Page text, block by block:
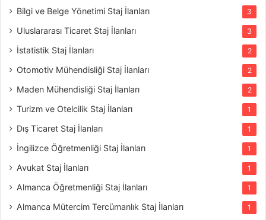
Bilgi ve Belge Yönetimi Staj İlanları 3
Uluslararası Ticaret Staj İlanları 3
İstatistik Staj İlanları 2
Otomotiv Mühendisliği Staj İlanları 2
Maden Mühendisliği Staj İlanları 2
Turizm ve Otelcilik Staj İlanları 1
Dış Ticaret Staj İlanları 1
İngilizce Öğretmenliği Staj İlanları 1
Avukat Staj İlanları 1
Almanca Öğretmenliği Staj İlanları 1
Almanca Mütercim Tercümanlık Staj İlanları 1